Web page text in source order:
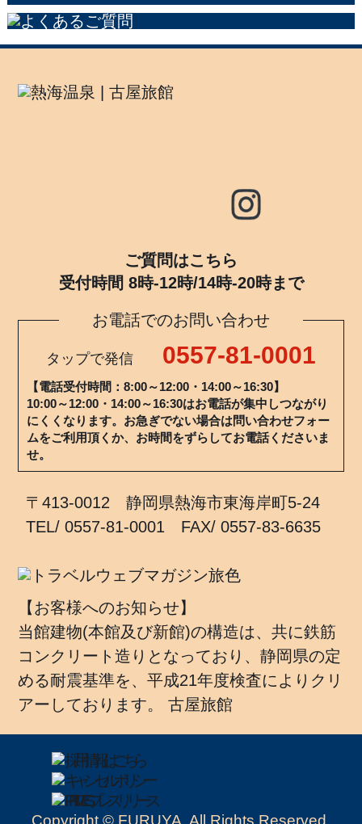
ご質問はこちら
受付時間 8時-12時/14時-20時まで
お電話でのお問い合わせ
タップで発信 0557-81-0001
【電話受付時間：8:00～12:00・14:00～16:30】
10:00～12:00・14:00～16:30はお電話が集中しつながり
にくくなります。お急ぎでない場合は問い合わせフォー
ムをご利用頂くか、お時間をずらしてお電話くださいま
せ。
〒413-0012 静岡県熱海市東海岸町5-24
TEL/ 0557-81-0001 FAX/ 0557-83-6635
【お客様へのお知らせ】
当館建物(本館及び新館)の構造は、共に鉄筋
コンクリート造りとなっており、静岡県の定
める耐震基準を、平成21年度検査によりクリ
アーしております。 古屋旅館